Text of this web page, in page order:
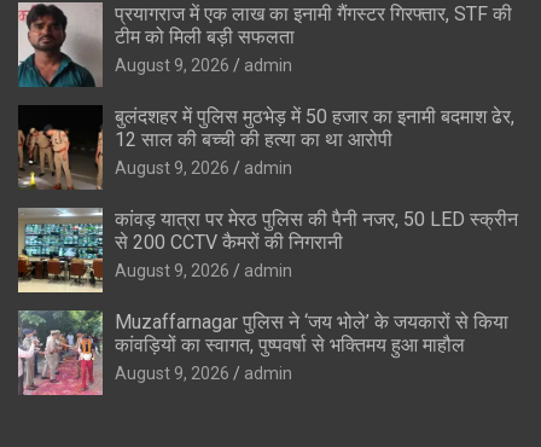
प्रयागराज में एक लाख का इनामी गैंगस्टर गिरफ्तार, STF की
टीम को मिली बड़ी सफलता
August 9, 2026 admin
बुलंदशहर में पुलिस मुठभेड़ में 50 हजार का इनामी बदमाश ढेर,
12 साल की बच्ची की हत्या का था आरोपी
August 9, 2026 admin
कांवड़ यात्रा पर मेरठ पुलिस की पैनी नजर, 50 LED स्क्रीन
से 200 CCTV कैमरों की निगरानी
August 9, 2026 admin
Muzaffarnagar पुलिस ने ‘जय भोले’ के जयकारों से किया
कांवड़ियों का स्वागत, पुष्पवर्षा से भक्तिमय हुआ माहौल
August 9, 2026 admin